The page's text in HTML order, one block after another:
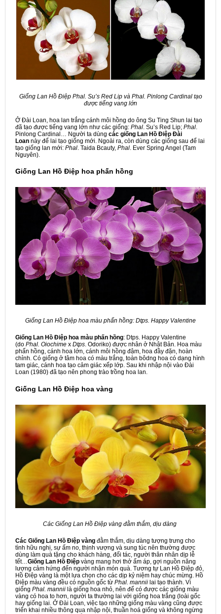
Giống Lan Hồ Điệp Phal. Su’s Red Lip và Phal. Pinlong Cardinal tạo
được tiếng vang lớn
Ở Đài Loan, hoa lan trắng cánh môi hồng do ông Su Ting Shun lai tạo
đã tạo được tiếng vang lớn như các giống: Phal. Su’s Red Lip; Phal.
Pinlong Cardinal… Người ta dùng các giống Lan Hồ Điệp Đài
Loan này để lai tạo giống mới. Ngoài ra, còn dùng các giống sau để lai
tạo giống lan mới: Phal. Taida Bcauty, Phal. Ever Spring Angel (Tam
Nguyên).
Giống Lan Hồ Điệp hoa phấn hồng
Giống Lan Hồ Điệp hoa màu phấn hồng: Dtps. Happy Valentine
Giống Lan Hồ Điệp hoa màu phấn hồng: Dtps. Happy Valentine
(do Phal. Oiochime x Dtps. Odoriko) được nhân ở Nhật Bản. Hoa màu
phấn hồng, cánh hoa lớn, cánh môi hồng đậm, hoa đầy đặn, hoàn
chỉnh. Có giống ở tâm hoa có màu trắng, toàn bôdng hoa có dạng hình
tam giác, cánh hoa tạo cảm giác xếp lớp. Sau khi nhập nội vào Đài
Loan (1980) đã tạo nên phong trào trồng hoa lan.
Giống Lan Hồ Điệp hoa vàng
Các Giống Lan Hồ Điệp vàng đằm thắm, dịu dàng
Các Giống Lan Hồ Điệp vàng đằm thắm, dịu dàng tượng trưng cho
tình hữu nghị, sự ấm no, thịnh vượng và sung túc nên thường được
dùng làm quà tặng cho khách hàng, đối tác, người thân nhân dịp lễ
tết…Giống Lan Hồ Điệp vàng mang hơi thở ấm áp, gợi nguồn năng
lượng cảm hứng đến người nhận món quà. Tương tự Lan Hồ Điệp đỏ,
Hồ Điệp vàng là một lựa chọn cho các dịp kỷ niệm hay chúc mừng. Hồ
Điệp màu vàng đều có nguồn gốc từ Phal. mannii lai tạo thành. Vì
giống Phal. mannii là giống hoa nhỏ, nên để có được các giống màu
vàng có hoa to hơn, người ta thường lai với giống hoa trắng (loài gốc
hay giống lai. Ở Đài Loan, việc tạo những giống màu vàng cũng được
triển khai nhiều thông qua nhập nội, thuần hoá giống và không ngừng